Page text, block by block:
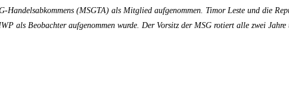
(MSGTA) als Mitglied aufgenommen. Timor Leste und die
als Beobachter aufgenommen wurde. Der Vorsitz der MSG rotiert alle zwei